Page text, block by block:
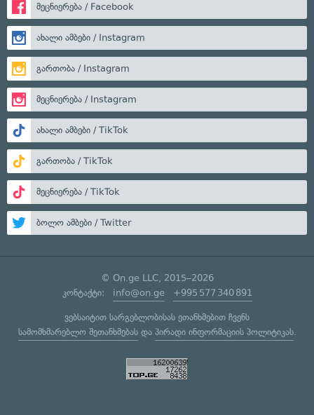
მეცნიერება / Facebook
ახალი ამბები / Instagram
გართობა / Instagram
მეცნიერება / Instagram
ახალი ამბები / TikTok
გართობა / TikTok
მეცნიერება / TikTok
ბოლო ამბები / Twitter
© On.ge LLC, 2015–2026
კონტაქტი: info@on.ge +995 577 340 891
ვებსაიტით სარგებლობისას ეთანხმებით ჩვენს
სამომხმარებლო შეთანხმებასდა პირადი ინფორმაციის პოლიტიკას.